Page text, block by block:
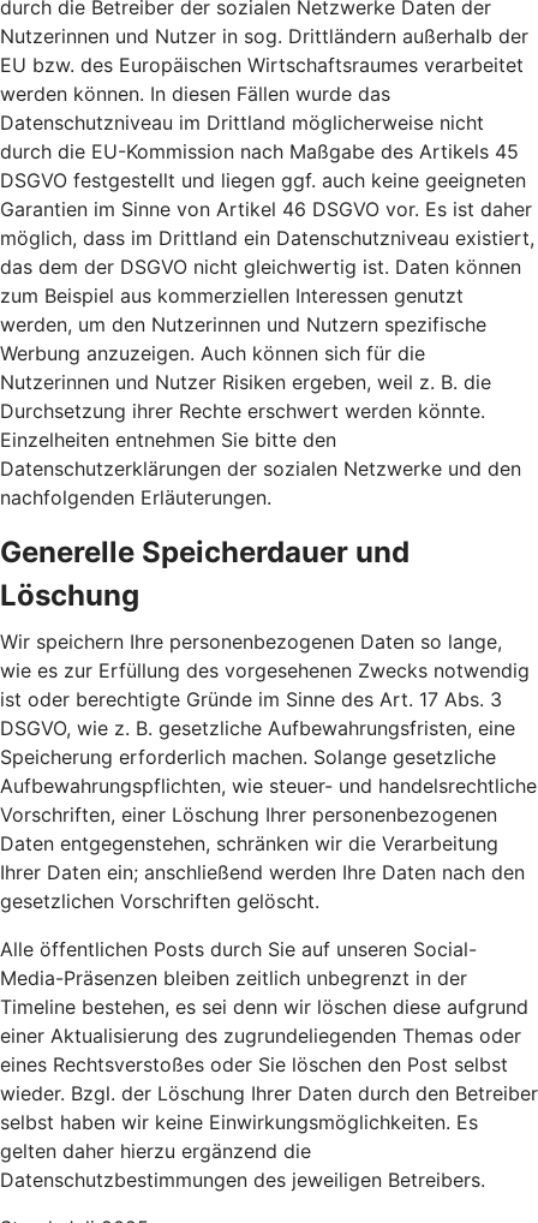
durch die Betreiber der sozialen Netzwerke Daten der
Nutzerinnen und Nutzer in sog. Drittländern außerhalb der
EU bzw. des Europäischen Wirtschaftsraumes verarbeitet
werden können. In diesen Fällen wurde das
Datenschutzniveau im Drittland möglicherweise nicht
durch die EU-Kommission nach Maßgabe des Artikels 45
DSGVO festgestellt und liegen ggf. auch keine geeigneten
Garantien im Sinne von Artikel 46 DSGVO vor. Es ist daher
möglich, dass im Drittland ein Datenschutzniveau existiert,
das dem der DSGVO nicht gleichwertig ist. Daten können
zum Beispiel aus kommerziellen Interessen genutzt
werden, um den Nutzerinnen und Nutzern spezifische
Werbung anzuzeigen. Auch können sich für die
Nutzerinnen und Nutzer Risiken ergeben, weil z. B. die
Durchsetzung ihrer Rechte erschwert werden könnte.
Einzelheiten entnehmen Sie bitte den
Datenschutzerklärungen der sozialen Netzwerke und den
nachfolgenden Erläuterungen.
Generelle Speicherdauer und
Löschung
Wir speichern Ihre personenbezogenen Daten so lange,
wie es zur Erfüllung des vorgesehenen Zwecks notwendig
ist oder berechtigte Gründe im Sinne des Art. 17 Abs. 3
DSGVO, wie z. B. gesetzliche Aufbewahrungsfristen, eine
Speicherung erforderlich machen. Solange gesetzliche
Aufbewahrungspflichten, wie steuer- und handelsrechtliche
Vorschriften, einer Löschung Ihrer personenbezogenen
Daten entgegenstehen, schränken wir die Verarbeitung
Ihrer Daten ein; anschließend werden Ihre Daten nach den
gesetzlichen Vorschriften gelöscht.
Alle öffentlichen Posts durch Sie auf unseren Social-
Media-Präsenzen bleiben zeitlich unbegrenzt in der
Timeline bestehen, es sei denn wir löschen diese aufgrund
einer Aktualisierung des zugrundeliegenden Themas oder
eines Rechtsverstoßes oder Sie löschen den Post selbst
wieder. Bzgl. der Löschung Ihrer Daten durch den Betreiber
selbst haben wir keine Einwirkungsmöglichkeiten. Es
gelten daher hierzu ergänzend die
Datenschutzbestimmungen des jeweiligen Betreibers.